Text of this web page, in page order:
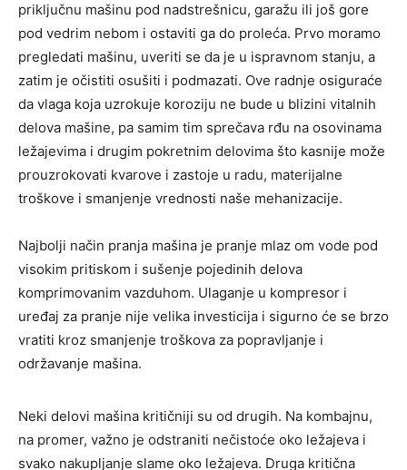
priključnu mašinu pod nadstrešnicu, garažu ili još gore
pod vedrim nebom i ostaviti ga do proleća. Prvo moramo
pregledati mašinu, uveriti se da je u ispravnom stanju, a
zatim je očistiti osušiti i podmazati. Ove radnje osiguraće
da vlaga koja uzrokuje koroziju ne bude u blizini vitalnih
delova mašine, pa samim tim sprečava rđu na osovinama
ležajevima i drugim pokretnim delovima što kasnije može
prouzrokovati kvarove i zastoje u radu, materijalne
troškove i smanjenje vrednosti naše mehanizacije.
Najbolji način pranja mašina je pranje mlaz om vode pod
visokim pritiskom i sušenje pojedinih delova
komprimovanim vazduhom. Ulaganje u kompresor i
uređaj za pranje nije velika investicija i sigurno će se brzo
vratiti kroz smanjenje troškova za popravljanje i
održavanje mašina.
Neki delovi mašina kritičniji su od drugih. Na kombajnu,
na promer, važno je odstraniti nečistoće oko ležajeva i
svako nakupljanje slame oko ležajeva. Druga kritična